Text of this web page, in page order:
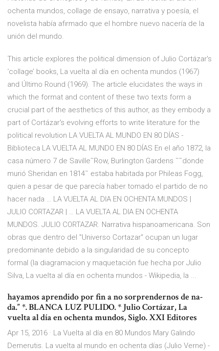
ochenta mundos, collage de ensayo, narrativa y poesía, el
novelista había afirmado que el hombre nuevo nacería de la
unión del mundo.
This article explores the political dimension of Julio Cortázar's
‘collage’ books, La vuelta al día en ochenta mundos (1967)
and Último Round (1969). The article elucidates the ways in
which the format and content of these two texts form a
crucial part of the aesthetics of this author, as they embody a
part of Cortázar's evolving efforts to write literature for the
political revolution LA VUELTA AL MUNDO EN 80 DÍAS -
Biblioteca LA VUELTA AL MUNDO EN 80 DÍAS En el año 1872, la
casa número 7 de Saville˜Row, Burlington Gardens ˜˜donde
murió Sheridan en 1814˜ estaba habitada por Phileas Fogg,
quien a pesar de que parecía haber tomado el partido de no
hacer nada … LA VUELTA AL DIA EN OCHENTA MUNDOS |
JULIO CORTAZAR | … LA VUELTA AL DIA EN OCHENTA
MUNDOS. JULIO CORTAZAR. Narrativa hispanoamericana. Son
obras que dentro del "Universo Cortazar" ocupan un lugar
predominante debido a la singularidad de su concepto
formal (la diagramacion y maquetación fue hecha por Julio
Silva, La vuelta al día en ochenta mundos - Wikipedia, la ...
hayamos aprendido por fin a no sorprendernos de na-
da.” *. BLANCA LUZ PULIDO. * Julio Cortázar, La
vuelta al día en ochenta mundos, Siglo. XXI Editores
Apr 15, 2016 · La Vuelta al día en 80 Mundos Mary Galindo
Demerutis. La vuelta al mundo en ochenta días (Julio Verne) -